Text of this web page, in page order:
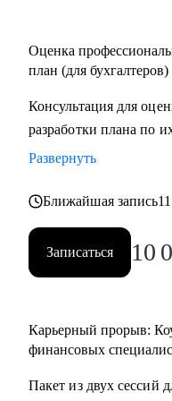
• Финансовым
• Бухгалтерам, которые
• Главным бухгалтерам,
месте".
налоговым
Оценка
план (для бухгалтеров)
Консультация для
разработки плана по
Развернуть
Ближайшая запись
Записаться 10
Карьерный прорыв:
финансовых
Пакет из двух сессий